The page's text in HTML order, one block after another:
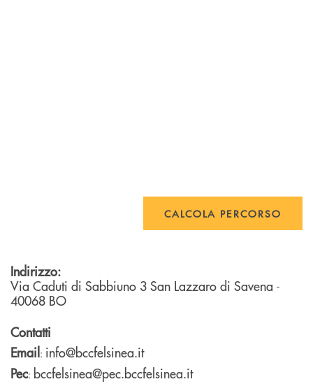
CALCOLA PERCORSO
Indirizzo:
Via Caduti di Sabbiuno 3 San Lazzaro di Savena -
40068 BO
Contatti
Email: info@bccfelsinea.it
Pec: bccfelsinea@pec.bccfelsinea.it